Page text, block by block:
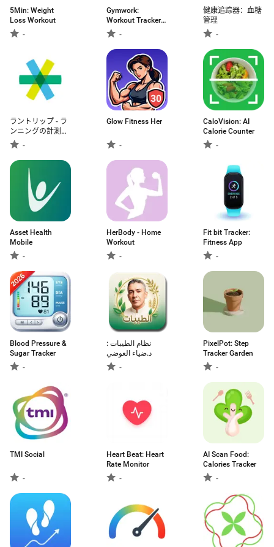
5Min: Weight
Loss Workout
-
Gymwork:
Workout Tracker
Log -
健康追踪器：血糖
管理
-
ラントリップ - ラ
ンニングの計測・
SNSアプリ -
-
Glow Fitness Her
-
CaloVision: AI
Calorie Counter
-
Asset Health
Mobile
-
HerBody - Home
Workout
-
Fit bit Tracker:
Fitness App
-
Blood Pressure &
Sugar Tracker
-
نظام الطيبات :
د.ضياء العوضي
-
PixelPot: Step
Tracker Garden
-
TMI Social
-
Heart Beat: Heart
Rate Monitor
-
AI Scan Food:
Calories Tracker
-